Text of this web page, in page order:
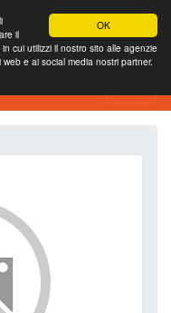
OK
il
cui utilizzi il nostro sito alle agenzie
e ai social media nostri partner.